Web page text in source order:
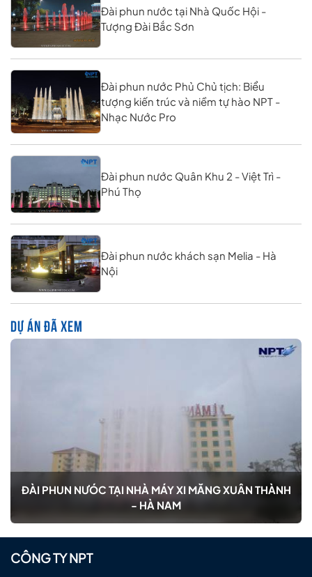
Đài phun nước tại Nhà Quốc Hội -
Tượng Đài Bắc Sơn
Đài phun nước Phủ Chủ tịch: Biểu
tượng kiến trúc và niềm tự hào NPT -
Nhạc Nước Pro
Đài phun nước Quân Khu 2 - Việt Trì -
Phú Thọ
Đài phun nước khách sạn Melia - Hà
Nội
DỰ ÁN ĐÃ XEM
ĐÀI PHUN NƯÓC TẠI NHÀ MÁY XI MĂNG XUÂN THÀNH
- HÀ NAM
CÔNG TY NPT